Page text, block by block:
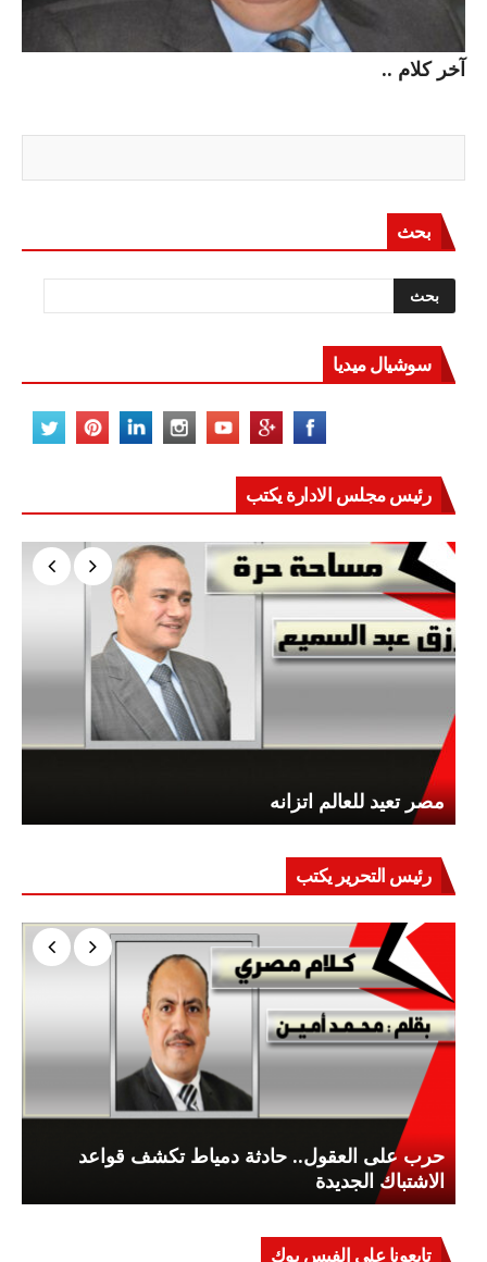
آخر كلام ..
بحث
سوشيال ميديا
رئيس مجلس الادارة يكتب
مصر تعيد للعالم اتزانه
رئيس التحرير يكتب
حرب على العقول.. حادثة دمياط تكشف قواعد
الاشتباك الجديدة
تابعونا علي الفيس بوك